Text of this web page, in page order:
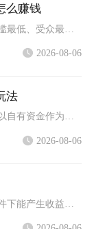
么赚钱
2026-08-06
法
虚拟币杠杆交易本质是以自有资金作为保证金向交易所拆借资金放大持仓规模，币圈杠杆主要分为现货
2026-08-06